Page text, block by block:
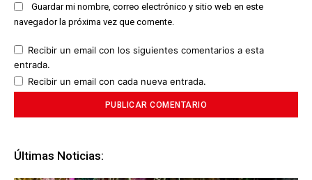
Guardar mi nombre, correo electrónico y sitio web en este
navegador la próxima vez que comente.
Recibir un email con los siguientes comentarios a esta
entrada.
Recibir un email con cada nueva entrada.
Últimas Noticias: